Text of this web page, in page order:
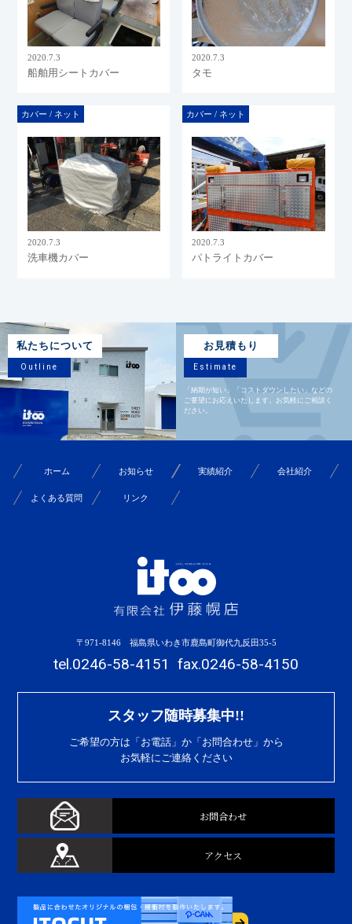
2020.7.3
船舶用シートカバー
2020.7.3
タモ
カバー / ネット
2020.7.3
洗車機カバー
カバー / ネット
2020.7.3
パトライトカバー
私たちについて
Outline
お見積もり
Estimate
「納期が短い」「コストダウンしたい」などの
ご要望にお応えいたします。お気軽にご相談く
ださい。
ホーム お知らせ 実績紹介 会社紹介
よくある質問 リンク
〒971-8146 福島県いわき市鹿島町御代九反田35-5
tel.0246-58-4151 fax.0246-58-4150
スタッフ随時募集中!!
ご希望の方は「お電話」か「お問合わせ」から
お気軽にご連絡ください
お問合わせ
アクセス